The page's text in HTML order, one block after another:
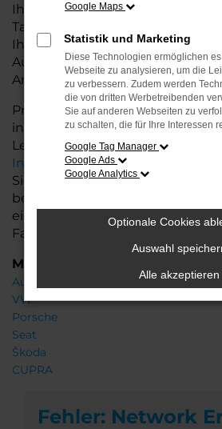
Ihnen mit einer breiten Auswahl
Tageszulassungen zur
Ihnen, den T-Cross in der
Ausstattungsvariante zu finden,
Anforderungen und Wünsche
Profitieren Sie von zusätzlichen
individuellen Finanzierungs-
Leasingangeboten, sowie der
InzahlungnahmeIhres alten
Sie uns und lassen Sie sich von
beraten. Wir bieten Ihnen eine
eine persönliche Beratung,
Fahrzeug für Ihre Bedürfnisse
Marken
Audi
VW
Porsche
Seat
Škoda
CUPRA
Fehler: Network
Google Maps
Statistik und Marketing
Diese Technologien ermöglichen
Webseite zu analysieren, um die
zu verbessern. Zudem werden
die von dritten Werbetreibenden
Sie auf anderen Webseiten zu
zu schalten, die für Ihre Interessen
Google Tag Manager
Google Ads
Google Analytics
Optionale Cookies
Auswahl
Alle akzeptieren